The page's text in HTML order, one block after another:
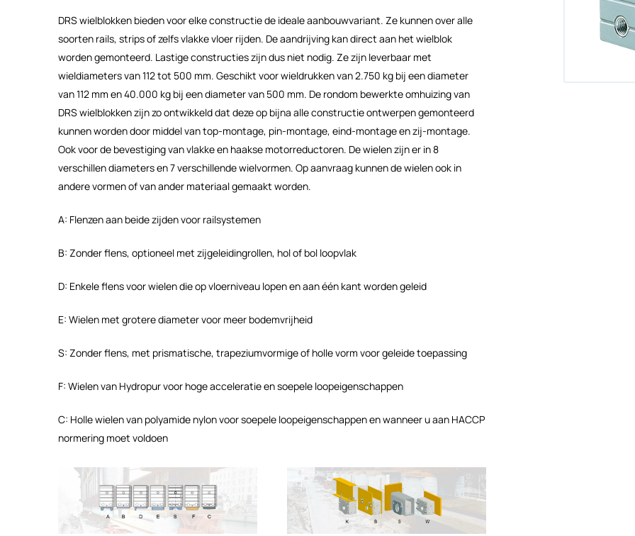
DRS wielblokken bieden voor elke constructie de ideale aanbouwvariant. Ze kunnen over alle
soorten rails, strips of zelfs vlakke vloer rijden. De aandrijving kan direct aan het wielblok
worden gemonteerd. Lastige constructies zijn dus niet nodig. Ze zijn leverbaar met
wieldiameters van 112 tot 500 mm. Geschikt voor wieldrukken van 2.750 kg bij een diameter
van 112 mm en 40.000 kg bij een diameter van 500 mm. De rondom bewerkte omhuizing van
DRS wielblokken zijn zo ontwikkeld dat deze op bijna alle constructie ontwerpen gemonteerd
kunnen worden door middel van top-montage, pin-montage, eind-montage en zij-montage.
Ook voor de bevestiging van vlakke en haakse motorreductoren. De wielen zijn er in 8
verschillen diameters en 7 verschillende wielvormen. Op aanvraag kunnen de wielen ook in
andere vormen of van ander materiaal gemaakt worden.
A: Flenzen aan beide zijden voor railsystemen
B: Zonder flens, optioneel met zijgeleidingrollen, hol of bol loopvlak
D: Enkele flens voor wielen die op vloerniveau lopen en aan één kant worden geleid
E: Wielen met grotere diameter voor meer bodemvrijheid
S: Zonder flens, met prismatische, trapeziumvormige of holle vorm voor geleide toepassing
F: Wielen van Hydropur voor hoge acceleratie en soepele loopeigenschappen
C: Holle wielen van polyamide nylon voor soepele loopeigenschappen en wanneer u aan HACCP
normering moet voldoen